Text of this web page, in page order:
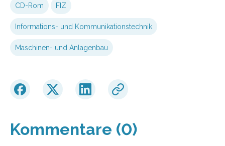
CD-Rom FIZ
Informations- und Kommunikationstechnik
Maschinen- und Anlagenbau
Kommentare (0)